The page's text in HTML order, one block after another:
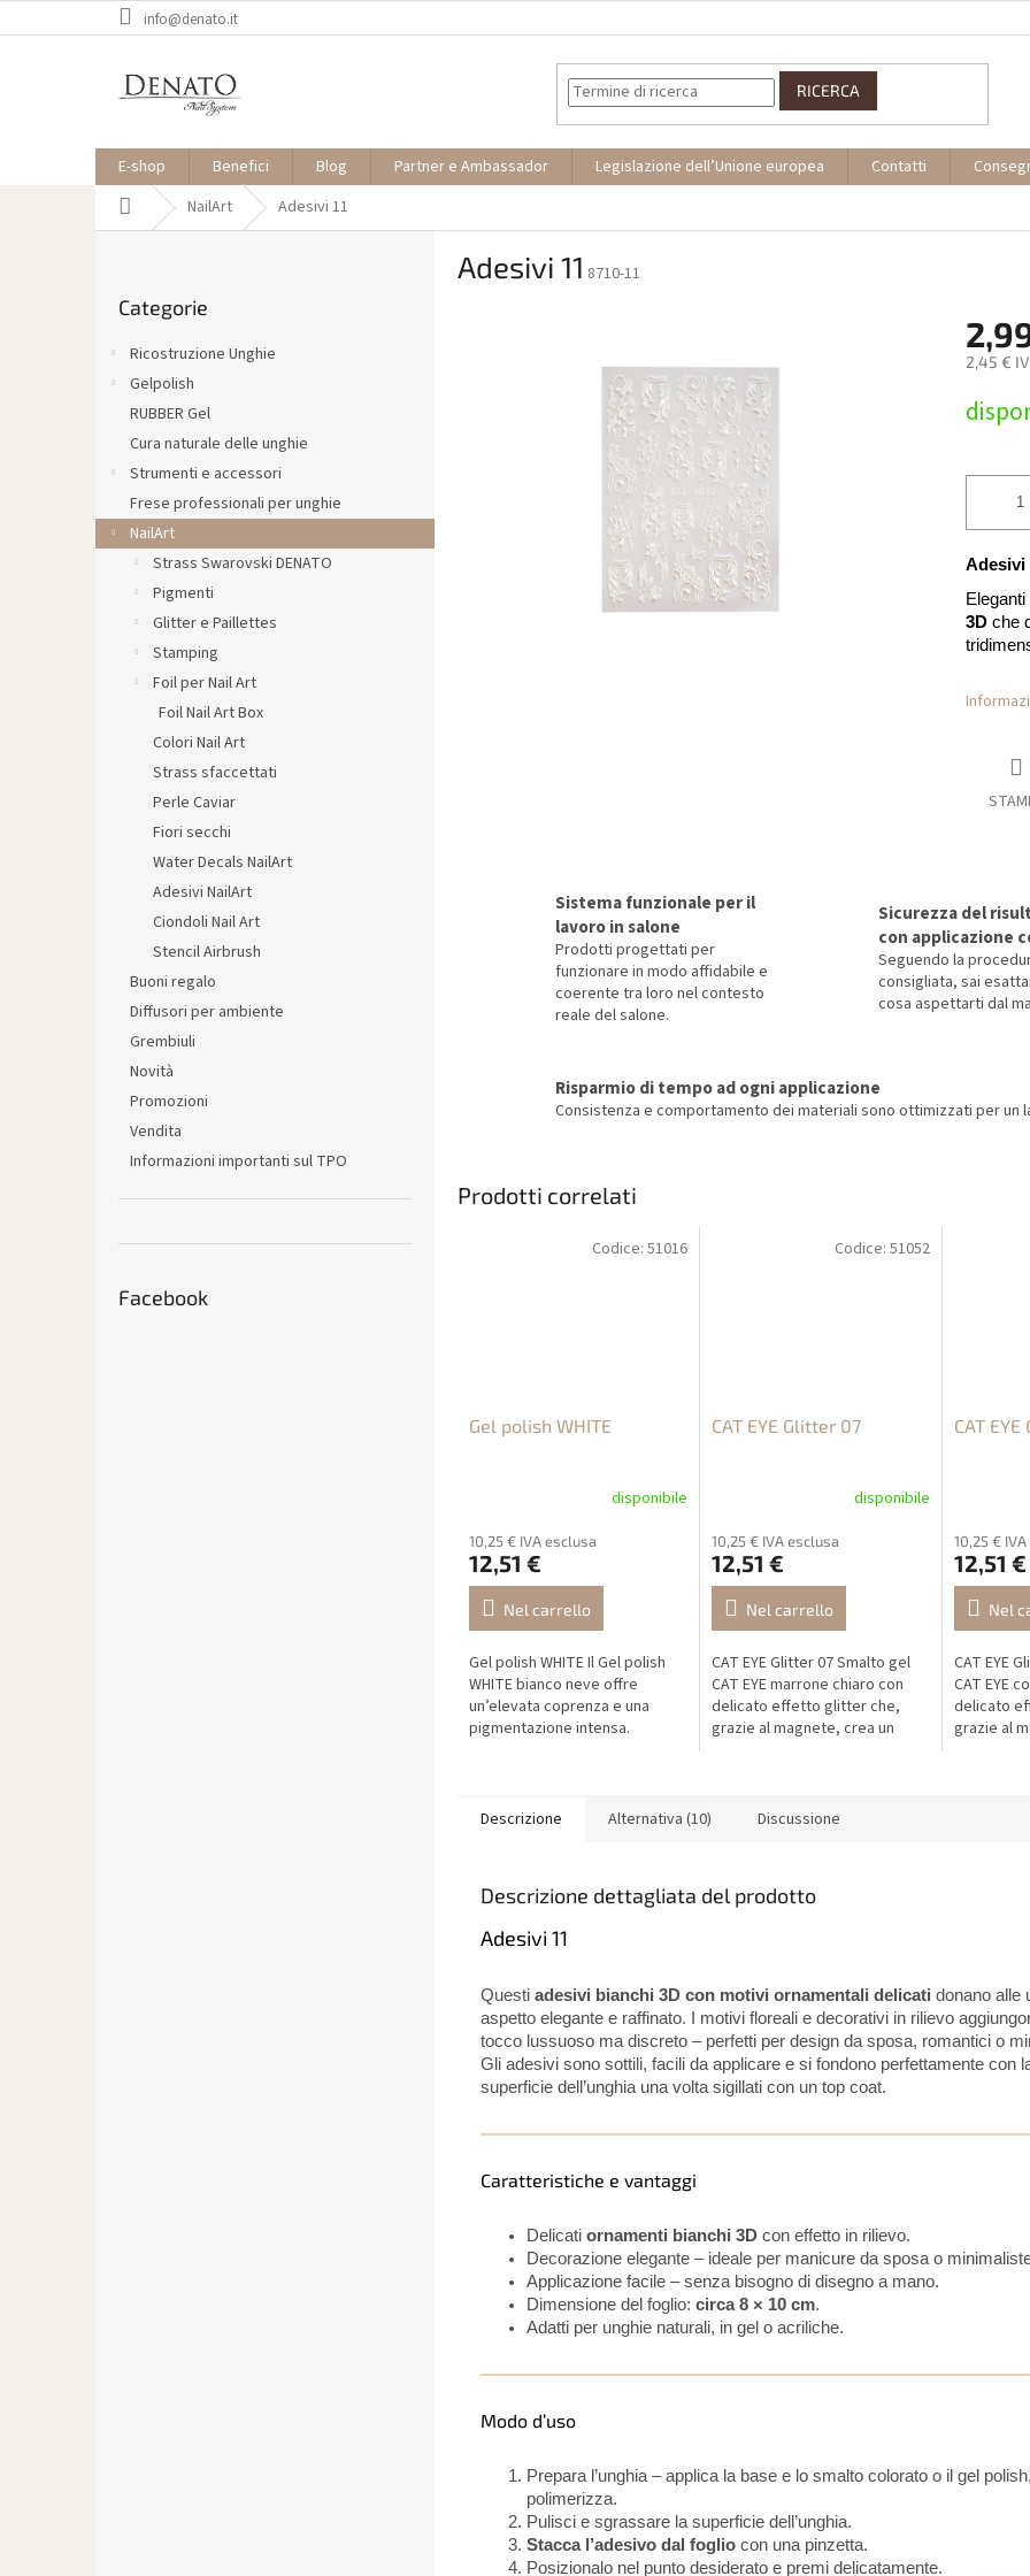
al
info@denato.it
RICERCA
E-shop Benefici Blog Partner e Ambassador Legislazione dell’Unione europea Contatti
Casa NailArt Adesivi 11
l
e
le
Categorie
Ricostruzione Unghie
Gelpolish
RUBBER Gel
Cura naturale delle unghie
Strumenti e accessori
Frese professionali per unghie
NailArt
Strass Swarovski DENATO
Pigmenti
Glitter e Paillettes
Stamping
Foil per Nail Art
Foil Nail Art Box
Colori Nail Art
Strass sfaccettati
Perle Caviar
Fiori secchi
Water Decals NailArt
Adesivi NailArt
Ciondoli Nail Art
Stencil Airbrush
Buoni regalo
Diffusori per ambiente
Grembiuli
Novità
Promozioni
Vendita
Informazioni importanti sul TPO
Facebook
Adesivi 11 8710-11
2,45 €
della
Adesivi
Eleganti
3Dche
Sistema funzionale per il
lavoro in salone
Prodotti progettati per
funzionare in modo affidabile e
coerente tra loro nel contesto
reale del salone.
Sicurezza del
con applicazione
Seguendo la
consigliata, sai
cosa aspettarti dal
Risparmio di tempo ad ogni applicazione
Consistenza e comportamento dei materiali sono ottimizzati per un
Prodotti correlati
Gel polish WHITE
disponibile
10,25 € IVA esclusa
12,51 €
Nel carrello
Gel polish WHITE Il Gel polish
WHITE bianco neve offre
un’elevata coprenza e una
pigmentazione intensa.
Codice: 51016
CAT EYE Glitter 07
disponibile
10,25 € IVA esclusa
12,51 €
Nel carrello
CAT EYE Glitter 07 Smalto gel
CAT EYE marrone chiaro con
delicato effetto glitter che,
grazie al magnete, crea un
Codice: 51052
CAT
10,25 €
12,51 €
Nel
CAT EYE
CAT EYE
delicato
grazie al
Descrizione Alternativa (10) Discussione
Descrizione dettagliata del prodotto
Adesivi 11
Questi adesivi bianchi 3D con motivi ornamentali delicati donano alle
aspetto elegante e raffinato. I motivi floreali e decorativi in rilievo
tocco lussuoso ma discreto – perfetti per design da sposa, romantici o
Gli adesivi sono sottili, facili da applicare e si fondono perfettamente con
superficie dell’unghia una volta sigillati con un top coat.
Caratteristiche e vantaggi
Delicati ornamenti bianchi 3D con effetto in rilievo.
Decorazione elegante – ideale per manicure da sposa o
Applicazione facile – senza bisogno di disegno a mano.
Dimensione del foglio: circa 8 × 10 cm.
Adatti per unghie naturali, in gel o acriliche.
Modo d’uso
Prepara l’unghia – applica la base e lo smalto colorato o il gel
polimerizza.
Pulisci e sgrassare la superficie dell’unghia.
Stacca l’adesivo dal foglio con una pinzetta.
Posizionalo nel punto desiderato e premi delicatamente.